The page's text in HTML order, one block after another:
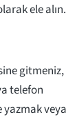
ele alın.
gitmeniz,
telefon
yazmak veya